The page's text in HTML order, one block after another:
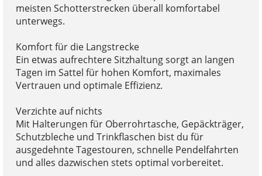
meisten Schotterstrecken überall komfortabel
unterwegs.
Komfort für die Langstrecke
Ein etwas aufrechtere Sitzhaltung sorgt an langen
Tagen im Sattel für hohen Komfort, maximales
Vertrauen und optimale Effizienz.
Verzichte auf nichts
Mit Halterungen für Oberrohrtasche, Gepäckträger,
Schutzbleche und Trinkflaschen bist du für
ausgedehnte Tagestouren, schnelle Pendelfahrten
und alles dazwischen stets optimal vorbereitet.